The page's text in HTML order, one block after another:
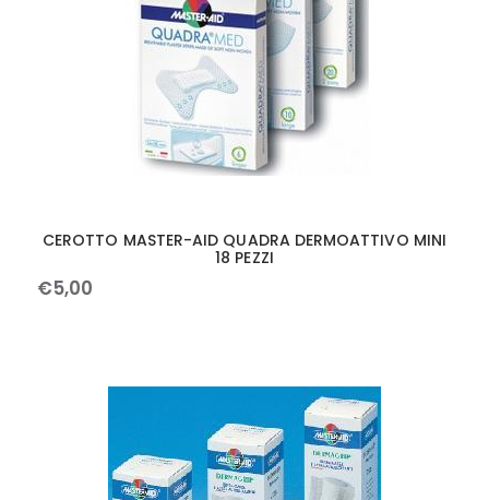
CEROTTO MASTER-AID QUADRA DERMOATTIVO MINI
18 PEZZI
€5,00